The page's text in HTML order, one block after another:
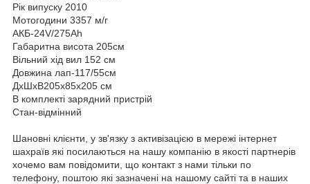
Рік випуску 2010
Мотогодини 3357 м/г
АКБ-24V/275Ah
Габаритна висота 205см
Вільний хід вил 152 см
Довжина лап-117/55см
ДхШхВ205х85х205 см
В комплекті зарядний пристрій
Стан-відмінний
Шановні клієнти, у зв'язку з активізацією в мережі інтернет
шахраїв які посилаються на нашу компанію в якості партнерів
хочемо вам повідомити, що контакт з нами тільки по
телефону, поштою які зазначені на нашому сайті та в наших